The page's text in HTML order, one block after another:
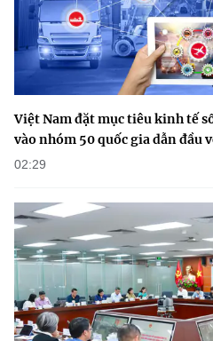
Việt Nam đặt mục tiêu kinh tế
vào nhóm 50 quốc gia dẫn đầu
02:29